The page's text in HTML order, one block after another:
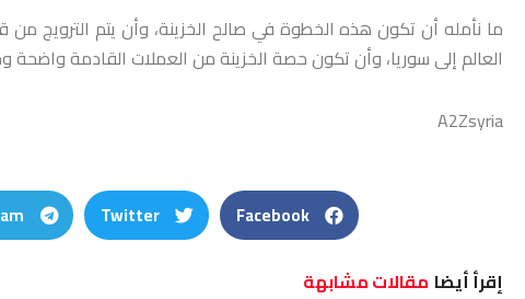
ما نأمله أن تكون هذه الخطوة في صالح الخزينة، وأن يتم الترويج
العالم إلى سوريا، وأن تكون حصة الخزينة من العملات القادمة واضحة
A2Zsyria
Facebook
Twitter
إقرأ أيضا مقالات مشابهة